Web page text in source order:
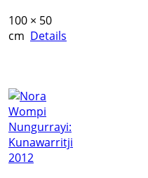
100 × 50
cm Details